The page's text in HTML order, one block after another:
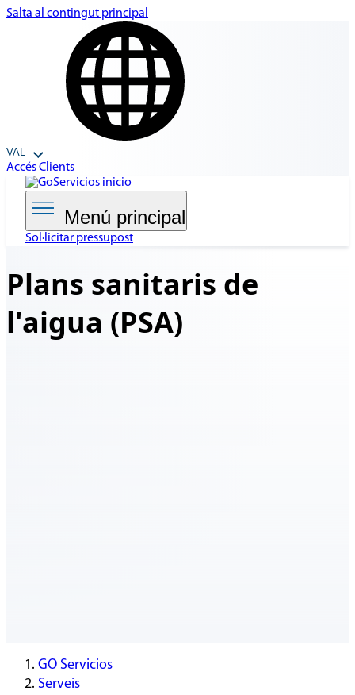
Salta al contingut principal
VAL
Accés Clients
Menú principal
Sol·licitar pressupost
Plans sanitaris de
l'aigua (PSA)
GO Servicios
Serveis